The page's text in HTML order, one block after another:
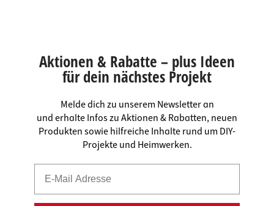
Aktionen & Rabatte – plus Ideen
für dein nächstes Projekt
Melde dich zu unserem Newsletter an
und erhalte Infos zu Aktionen & Rabatten, neuen
Produkten sowie hilfreiche Inhalte rund um DIY-
Projekte und Heimwerken.